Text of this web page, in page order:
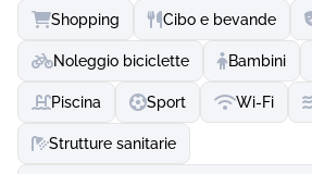
Shopping Cibo e bevande
Noleggio biciclette Bambini
Piscina Sport Wi-Fi
Strutture sanitarie